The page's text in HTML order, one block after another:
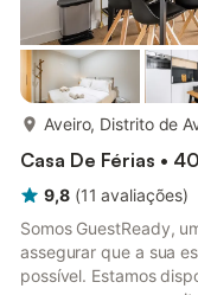
Aveiro, Distrito de
Casa De Férias •
9,8 (11 avaliações)
Somos GuestReady,
assegurar que a sua
possível. Estamos